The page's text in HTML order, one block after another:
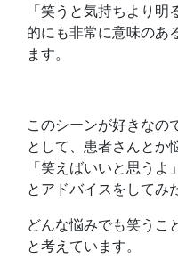
「笑うと気持ちより
的にも非常に意味のあ
ます。
このシーンが好きなの
として、患者さんとか
「笑えばいいと思うよ」
とアドバイスをしてみ
どんな悩みでも笑うこ
と考えています。